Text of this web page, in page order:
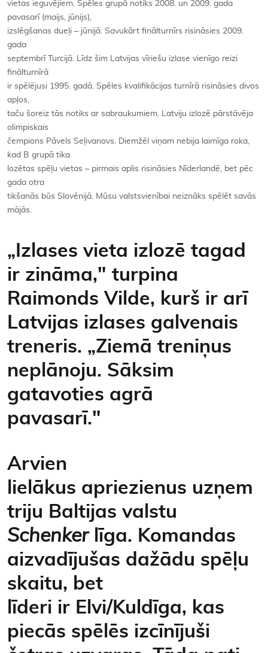
vietas ieguvējiem. Spēles grupā notiks 2008. un 2009. gada
pavasarī (maijs, jūnijs),
izslēgšanas dueļi – jūnijā. Savukārt finālturnīrs risināsies 2009.
gada
septembrī Turcijā. Līdz šim Latvijas vīriešu izlase vienīgo reizi
finālturnīrā
ir spēlējusi 1995. gadā. Spēles kvalifikācijas turnīrā risināsies divos
apļos,
taču šoreiz tās notiks ar sabraukumiem. Latviju izlozē pārstāvēja
olimpiskais
čempions Pāvels Seļivanovs. Diemžēl viņam nebija laimīga roka,
kad B grupā tika
lozētas spēļu vietas – pirmais aplis risināsies Nīderlandē, bet pēc
gada otra
tikšanās būs Slovēnijā. Mūsu valstsvienībai neiznāks spēlēt savās
mājās.
„Izlases vieta izlozē tagad
ir zināma," turpina
Raimonds Vilde, kurš ir arī
Latvijas izlases galvenais
treneris. „Ziemā treniņus
neplānoju. Sāksim
gatavoties agrā
pavasarī."
Arvien
lielākus apriezienus uzņem
triju Baltijas valstu
Schenkerlīga. Komandas
aizvadījušas dažādu spēļu
skaitu, bet
līderi ir Elvi/Kuldīga, kas
piecās spēlēs izcīnījuši